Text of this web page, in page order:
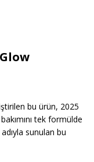
bu ürün, 2025
tek formülde
sunulan bu